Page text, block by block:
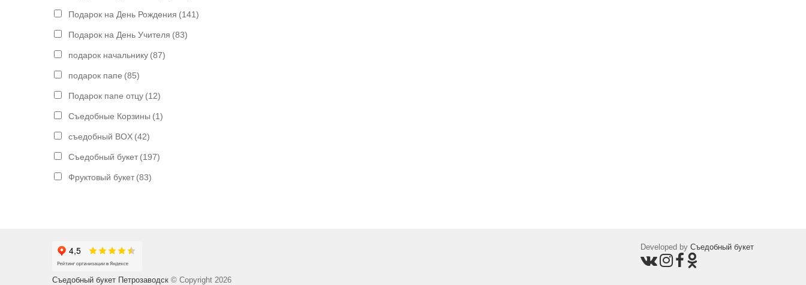
Подарок на День Рождения (141)
Подарок на День Учителя (83)
подарок начальнику (87)
подарок папе (85)
Подарок папе отцу (12)
Съедобные Корзины (1)
съедобный BOX (42)
Съедобный букет (197)
Фруктовый букет (83)
Съедобный букет Петрозаводск © Copyright 2026
Developed by Съедобный букет